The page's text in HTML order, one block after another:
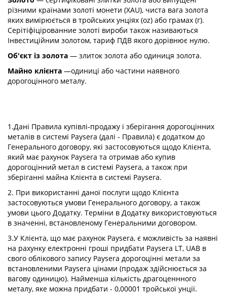
різними країнами золоті монети (XAU), чиста вага золота
яких вимірюється в тройських унціях (oz) або грамах (г).
Серітіфіцірованние золоті вироби також називаються
Інвестиційним золотом, тариф ПДВ якого дорівнює нулю.
Об'єкт із золота — злиток золота або одиниця золота.
Майно клієнта —одиниці або частини наявного
дорогоцінного металу.
1.Дані Правила купівлі-продажу і зберігання дорогоцінних
металів в системі Paysera (далі - Правила) є додатком до
Генерального договору, які застосовуються щодо Клієнта,
який має рахунок Paysera та отримав або купив
дорогоцінний метал в системі Paysera, а також при
зберіганні майна Клієнта в системі Paysera.
2. При використанні даної послуги щодо Клієнта
застосовуються умови Генерального договору, а також
умови цього Додатку. Терміни в Додатку використовуються
в значенні, встановленому Генеральними договором.
3.У Клієнта, що має рахунок Paysera, є можливість за наявні
на рахунку електронні гроші придбати Paysera LT, UAB в
свого облікового запису Paysera дорогоцінні метали за
встановленими Paysera цінами (продаж здійснюється за
вагову одиницю). Найменша кількість драгоценнного
металу, яке можна придбати - 0,00001 тройської унції.